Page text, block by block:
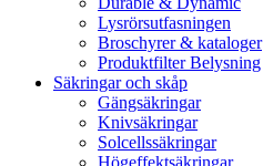
Lysrörsutfasningen
Broschyrer & kataloger
Produktfilter Belysning
Säkringar och skåp
Gängsäkringar
Knivsäkringar
Solcellssäkringar